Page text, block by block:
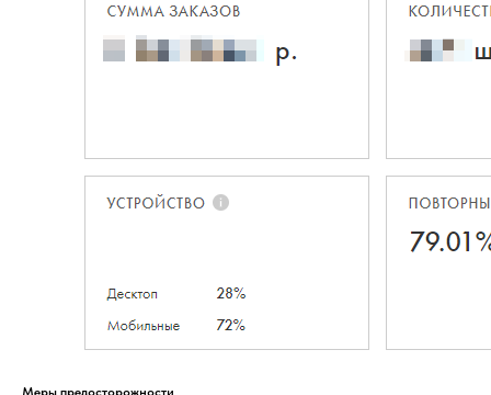
Меры предосторожности